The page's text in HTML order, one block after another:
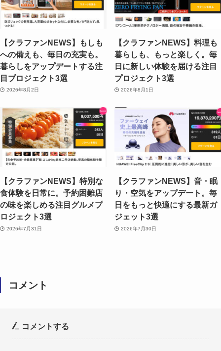
【クラファンNEWS】もしも
への備えも、毎日の充実も。
暮らしをアップデートする注
目プロジェクト3選
2026年8月2日
【クラファンNEWS】料理も
暮らしも、もっと楽しく。毎
日に新しい体験を届ける注目
プロジェクト3選
2026年8月1日
【クラファンNEWS】特別な
食体験を日常に。予約困難店
の味を楽しめる注目グルメプ
ロジェクト3選
2026年7月31日
【クラファンNEWS】音・眠
り・空気をアップデート。毎
日をもっと快適にする最新ガ
ジェット3選
2026年7月30日
コメント
コメントする